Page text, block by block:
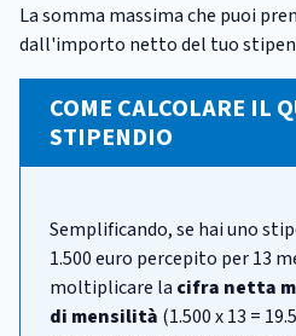
La somma massima che puoi
dall'importo netto del tuo
COME CALCOLARE IL
STIPENDIO
Semplificando, se hai uno
1.500 euro percepito per 13
moltiplicare la cifra netta
di mensilità (1.500 x 13 =